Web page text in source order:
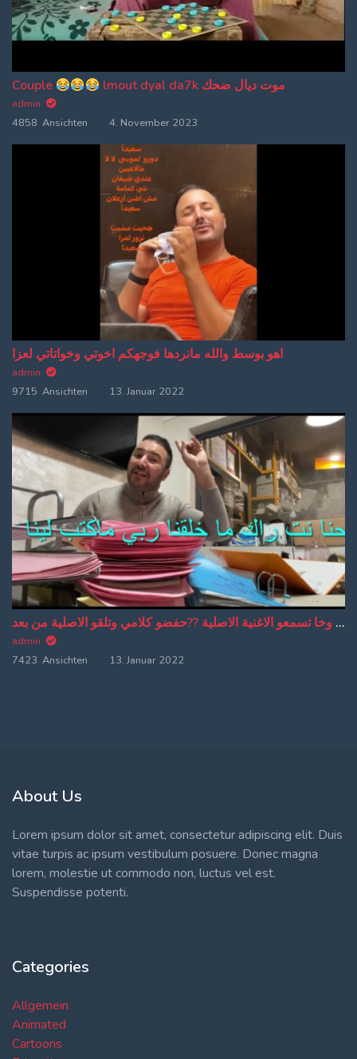
Couple lmout dyal da7k موت ديال ضحك
admin
4858 Ansichten
4. November 2023
اهو بوسط والله مانردها فوجهكم اخوتي وخواتاتي لعزا
admin
9715 Ansichten
13. Januar 2022
من دبا غادي تبقاو تسمعو ترجمة ديالي وخا تسمعو الاغنية الاصلية ??حفضو كلامي وتلقو الاصلية من بعد
admin
7423 Ansichten
13. Januar 2022
About Us
Lorem ipsum dolor sit amet, consectetur adipiscing elit. Duis
vitae turpis ac ipsum vestibulum posuere. Donec magna
lorem, molestie ut commodo non, luctus vel est.
Suspendisse potenti.
Categories
Allgemein
Animated
Cartoons